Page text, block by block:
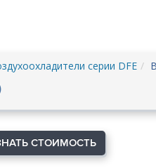
серии DFE
СТОИМОСТЬ